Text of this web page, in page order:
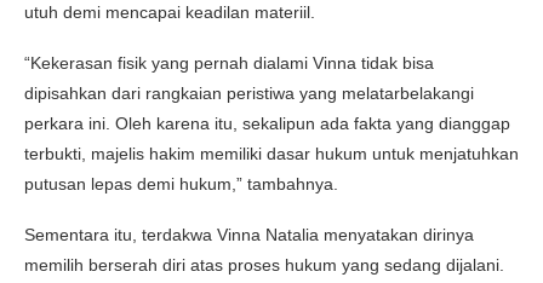
utuh demi mencapai keadilan materiil.
“Kekerasan fisik yang pernah dialami Vinna tidak bisa
dipisahkan dari rangkaian peristiwa yang melatarbelakangi
perkara ini. Oleh karena itu, sekalipun ada fakta yang dianggap
terbukti, majelis hakim memiliki dasar hukum untuk menjatuhkan
putusan lepas demi hukum,” tambahnya.
Sementara itu, terdakwa Vinna Natalia menyatakan dirinya
memilih berserah diri atas proses hukum yang sedang dijalani.